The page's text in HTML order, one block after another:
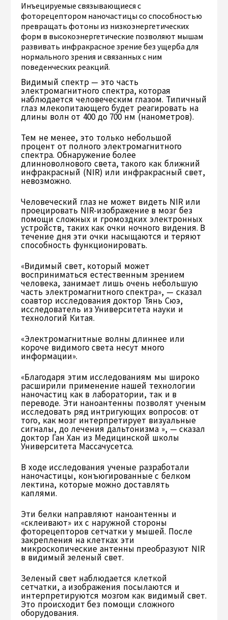
Инъецируемые связывающиеся с
фоторецептором наночастицы со способностью
превращать фотоны из низкоэнергетических
форм в высокоэнергетические позволяют мышам
развивать инфракрасное зрение без ущерба для
нормального зрения и связанных с ним
поведенческих реакций.
Видимый спектр — это часть
электромагнитного спектра, которая
наблюдается человеческим глазом. Типичный
глаз млекопитающего будет реагировать на
длины волн от 400 до 700 нм (нанометров).
Тем не менее, это только небольшой
процент от полного электромагнитного
спектра. Обнаружение более
длинноволнового света, такого как ближний
инфракрасный (NIR) или инфракрасный свет,
невозможно.
Человеческий глаз не может видеть NIR или
проецировать NIR-изображение в мозг без
помощи сложных и громоздких электронных
устройств, таких как очки ночного видения. В
течение дня эти очки насыщаются и теряют
способность функционировать.
«Видимый свет, который может
восприниматься естественным зрением
человека, занимает лишь очень небольшую
часть электромагнитного спектра», — сказал
соавтор исследования доктор Тянь Сюэ,
исследователь из Университета науки и
технологий Китая.
«Электромагнитные волны длиннее или
короче видимого света несут много
информации».
«Благодаря этим исследованиям мы широко
расширили применение нашей технологии
наночастиц как в лаборатории, так и в
переводе. Эти наноантенны позволят ученым
исследовать ряд интригующих вопросов: от
того, как мозг интерпретирует визуальные
сигналы, до лечения дальтонизма », — сказал
доктор Ган Хан из Медицинской школы
Университета Массачусетса.
В ходе исследования ученые разработали
наночастицы, конъюгированные с белком
лектина, которые можно доставлять
каплями.
Эти белки направляют наноантенны и
«склеивают» их с наружной стороны
фоторецепторов сетчатки у мышей. После
закрепления на клетках эти
микроскопические антенны преобразуют NIR
в видимый зеленый свет.
Зеленый свет наблюдается клеткой
сетчатки, а изображения посылаются и
интерпретируются мозгом как видимый свет.
Это происходит без помощи сложного
оборудования.